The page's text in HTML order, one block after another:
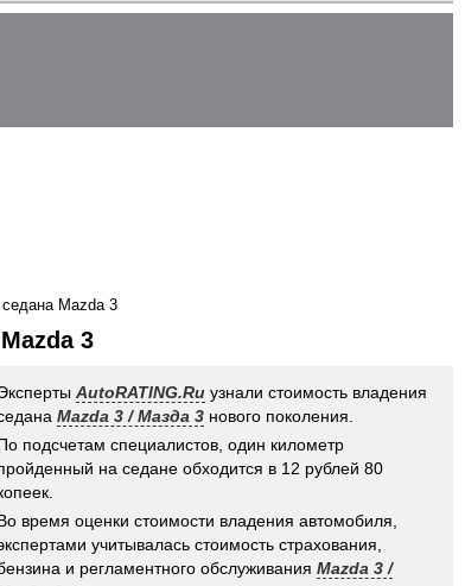
Mazda 3
3
AutoRATING.Ru узнали стоимость владения
Mazda 3 / Мазда 3 нового поколения.
подсчетам специалистов, один километр
на седане обходится в 12 рублей 80
время оценки стоимости владения автомобиля,
учитывалась стоимость страхования,
и регламентного обслуживания Mazda 3 /